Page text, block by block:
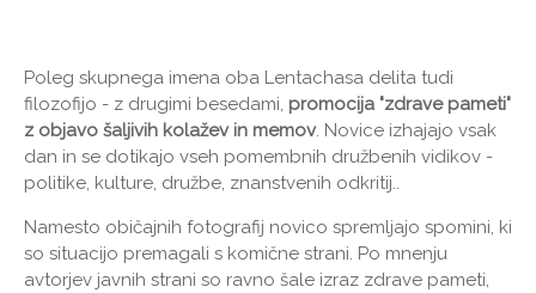
Poleg skupnega imena oba Lentachasa delita tudi
filozofijo - z drugimi besedami, promocija "zdrave pameti"
z objavo šaljivih kolažev in memov. Novice izhajajo vsak
dan in se dotikajo vseh pomembnih družbenih vidikov -
politike, kulture, družbe, znanstvenih odkritij..
Namesto običajnih fotografij novico spremljajo spomini, ki
so situacijo premagali s komične strani. Po mnenju
avtorjev javnih strani so ravno šale izraz zdrave pameti,